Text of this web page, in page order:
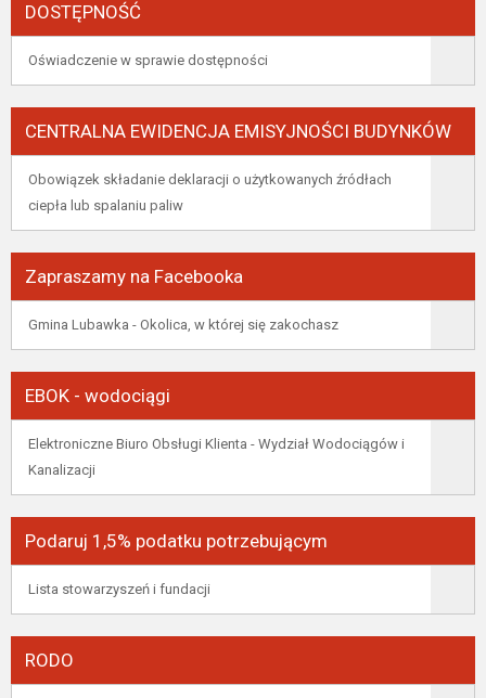
DOSTĘPNOŚĆ
Oświadczenie w sprawie dostępności
CENTRALNA EWIDENCJA EMISYJNOŚCI BUDYNKÓW
Obowiązek składanie deklaracji o użytkowanych źródłach
ciepła lub spalaniu paliw
Zapraszamy na Facebooka
Gmina Lubawka - Okolica, w której się zakochasz
EBOK - wodociągi
Elektroniczne Biuro Obsługi Klienta - Wydział Wodociągów i
Kanalizacji
Podaruj 1,5% podatku potrzebującym
Lista stowarzyszeń i fundacji
RODO